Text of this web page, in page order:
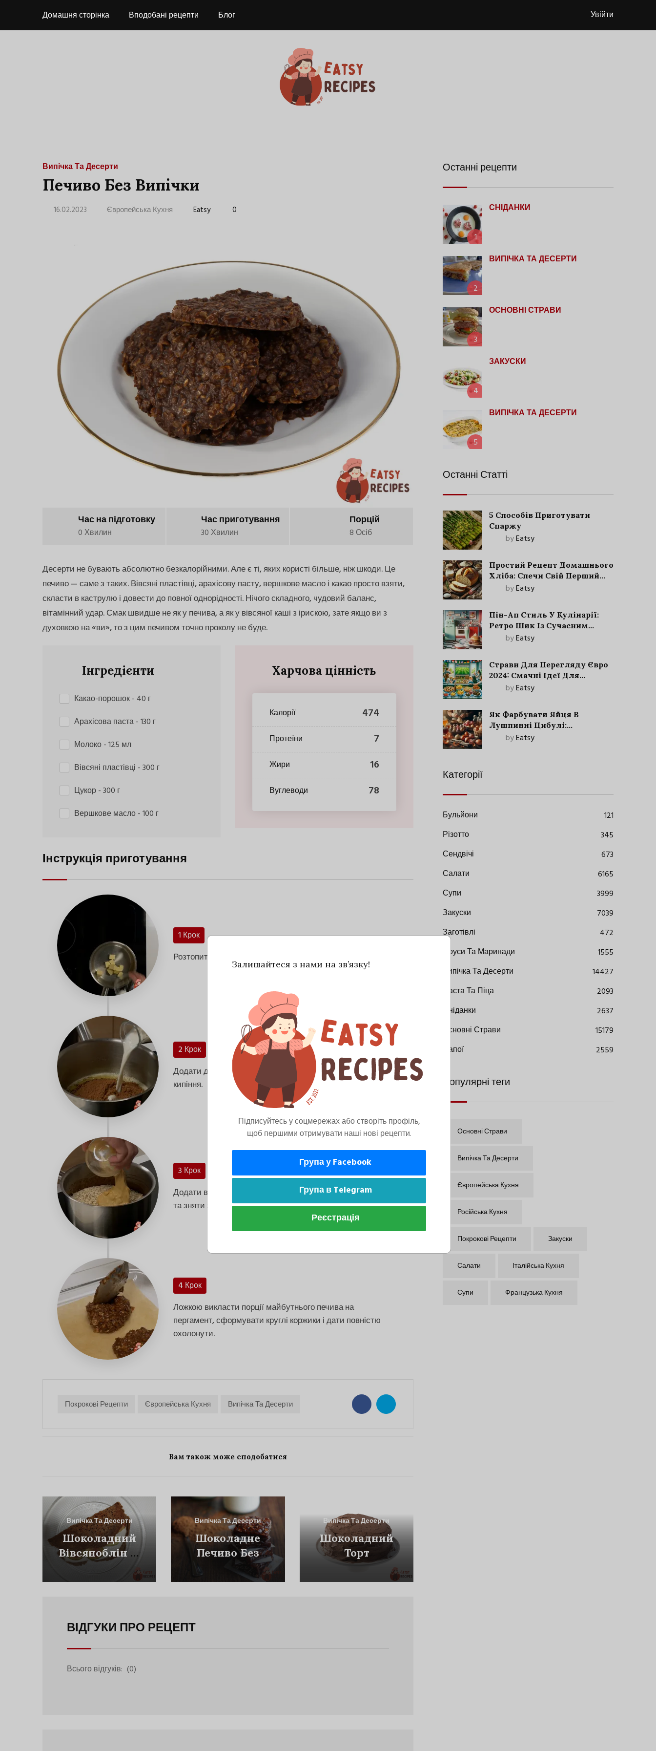
Домашня сторінка Вподобані рецепти Блог Увійти
Випічка Та Десерти
Печиво Без Випічки
16.02.2023 Європейська Кухня Eatsy 0
Час на підготовку
0 Хвилин
Час приготування
30 Хвилин
Порцій
8 Осіб
Десерти не бувають абсолютно безкалорійними. Але є ті, яких користі більше, ніж шкоди. Це
печиво — саме з таких. Вівсяні пластівці, арахісову пасту, вершкове масло і какао просто взяти,
скласти в каструлю і довести до повної однорідності. Нічого складного, чудовий баланс,
вітамінний удар. Смак швидше не як у печива, а як у вівсяної каші з ірискою, зате якщо ви з
духовкою на «ви», то з цим печивом точно проколу не буде.
Інгредієнти
Какао-порошок- 40 г
Арахісова паста- 130 г
Молоко- 125 мл
Вівсяні пластівці - 300 г
Цукор- 300 г
Вершкове масло- 100 г
Харчова цінність
Калорії 474
Протеїни 7
Жири 16
Вуглеводи 78
Інструкція приготування
1 Крок
Розтопити вершкове масло|мастило|.
2 Крок
Додати до олії цукор, какао та молоко, довести до
кипіння.
3 Крок
Додати вівсяні пластівці, арахісову пасту, перемішати
та зняти з вогню.
4 Крок
Ложкою викласти порції майбутнього печива на
пергамент, сформувати круглі коржики і дати повністю
охолонути.
Покрокові Рецепти Європейська Кухня Випічка Та Десерти
Вам також може сподобатися
Випічка Та Десерти
Шоколадний
Вівсяноблін Із
Сирним
Кремом Та
Випічка Та Десерти
Шоколадне
Печиво Без
Випікання
Випічка Та Десерти
Шоколадний
Торт
ВІДГУКИ ПРО РЕЦЕПТ
Всього відгуків: (0)
Останні рецепти
1
СНІДАНКИ
2
ВИПІЧКА ТА ДЕСЕРТИ
3
ОСНОВНІ СТРАВИ
4
ЗАКУСКИ
5
ВИПІЧКА ТА ДЕСЕРТИ
Останні Статті
5 Способів Приготувати
Спаржу
byEatsy
Простий Рецепт Домашнього
Хліба: Спечи Свій Перший
Запашний Хліб!
byEatsy
Пін-Ап Стиль У Кулінарії:
Ретро Шик Із Сучасним
Акцентом
byEatsy
Страви Для Перегляду Євро
2024: Смачні Ідеї Для
Футбольного Свята
byEatsy
Як Фарбувати Яйця В
Лушпинні Цибулі:
Старовинний Метод З
byEatsy
Категорії
Бульйони
121
Різотто
345
Сендвічі
673
Салати
6165
Супи
3999
Закуски
7039
Заготівлі
472
Соуси Та Маринади
1555
Випічка Та Десерти
14427
Паста Та Піца
2093
Сніданки
2637
Основні Страви
15179
Напої
2559
Популярні теги
Основні Страви
Випічка Та Десерти
Європейська Кухня
Російська Кухня
Покрокові Рецепти Закуски
Салати Італійська Кухня
Супи Французька Кухня
Залишайтеся з нами на зв’язку!
Підписуйтесь у соцмережах або створіть профіль,
щоб першими отримувати наші нові рецепти.
Група у Facebook
Група в Telegram
Реєстрація